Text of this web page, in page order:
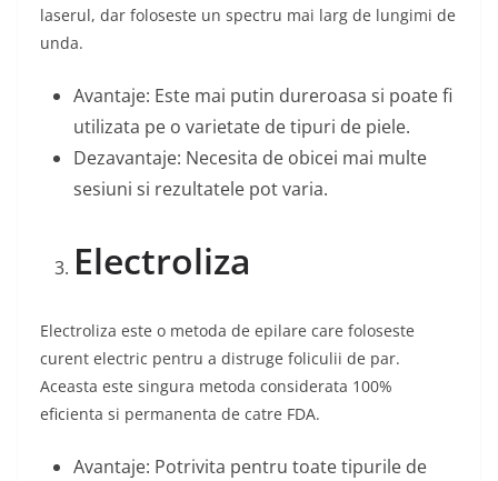
laserul, dar foloseste un spectru mai larg de lungimi de
unda.
Avantaje: Este mai putin dureroasa si poate fi
utilizata pe o varietate de tipuri de piele.
Dezavantaje: Necesita de obicei mai multe
sesiuni si rezultatele pot varia.
Electroliza
Electroliza este o metoda de epilare care foloseste
curent electric pentru a distruge foliculii de par.
Aceasta este singura metoda considerata 100%
eficienta si permanenta de catre FDA.
Avantaje: Potrivita pentru toate tipurile de